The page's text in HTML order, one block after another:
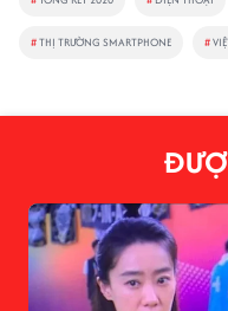
#THỊ TRƯỜNG SMARTPHONE #